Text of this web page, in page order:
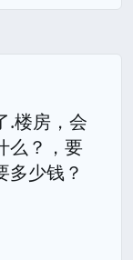
.楼房，会
么？，要
多少钱？